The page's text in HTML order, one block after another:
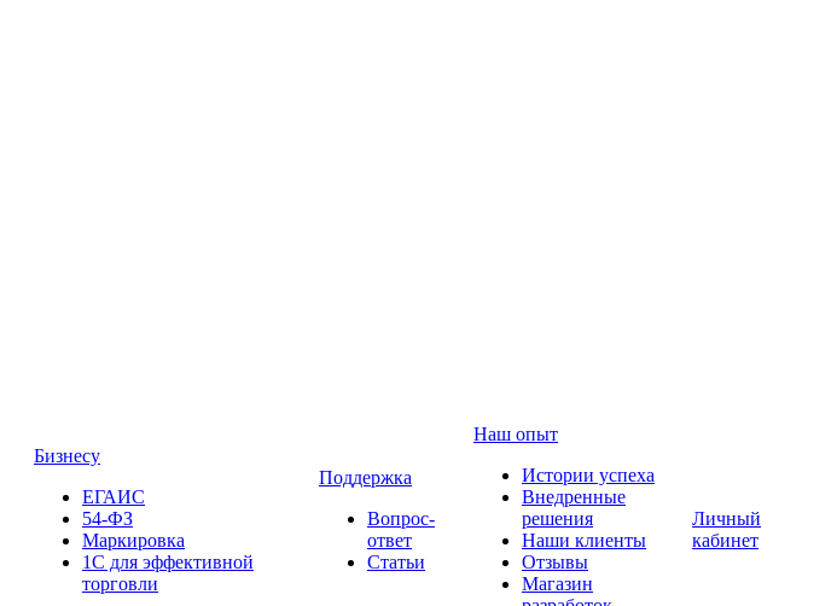
Бизнесу
ЕГАИС
54-ФЗ
Маркировка
1С для эффективной
торговли
Поддержка
Вопрос-
ответ
Статьи
Наш опыт
Истории успеха
Внедренные
решения
Наши клиенты
Отзывы
Магазин
Личный
кабинет